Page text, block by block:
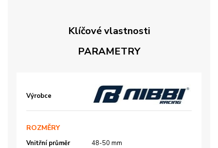
Klíčové vlastnosti
PARAMETRY
Výrobce
ROZMĚRY
Vnitřní průměr
48-50 mm